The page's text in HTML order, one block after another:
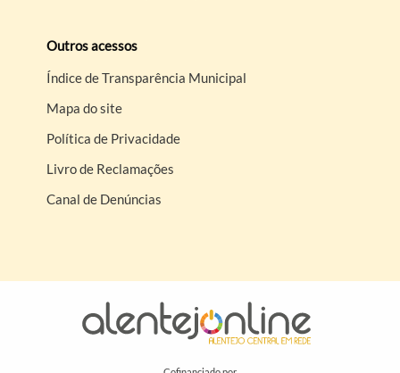
Outros acessos
Índice de Transparência Municipal
Mapa do site
Política de Privacidade
Livro de Reclamações
Canal de Denúncias